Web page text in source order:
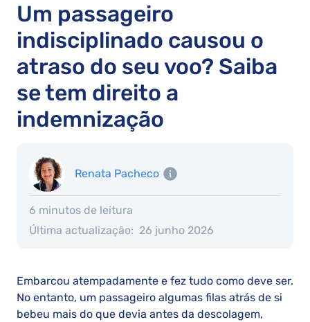
Um passageiro
indisciplinado causou o
atraso do seu voo? Saiba
se tem direito a
indemnização
Renata Pacheco
6 minutos de leitura
Última actualização: 26 junho 2026
Embarcou atempadamente e fez tudo como deve ser.
No entanto, um passageiro algumas filas atrás de si
bebeu mais do que devia antes da descolagem,